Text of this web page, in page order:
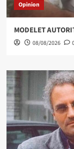
Opinion
MODELET
08/08/2026